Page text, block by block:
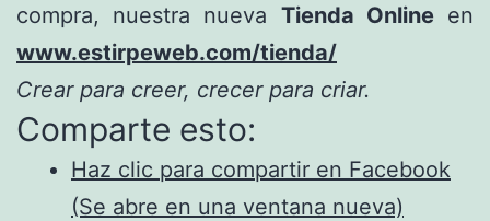
compra, nuestra nueva Tienda Onlineen
www.estirpeweb.com/tienda/
Crear para creer, crecer para criar.
Comparte esto:
Haz clic para compartir en Facebook
(Se abre en una ventana nueva)